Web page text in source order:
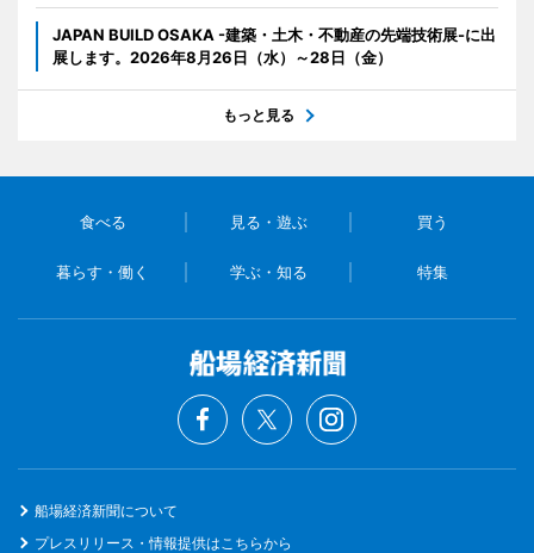
JAPAN BUILD OSAKA -建築・土木・不動産の先端技術展-に出
展します。2026年8月26日（水）～28日（金）
もっと見る
食べる 見る・遊ぶ 買う
暮らす・働く 学ぶ・知る 特集
船場経済新聞について
プレスリリース・情報提供はこちらから